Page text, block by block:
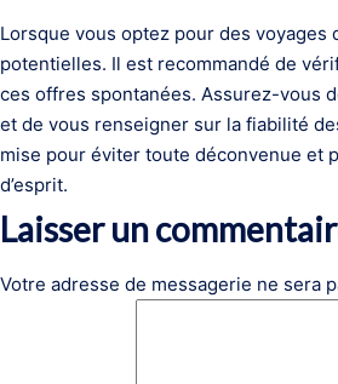
Lorsque vous optez pour des
potentielles. Il est recommandé de
ces offres spontanées. Assurez-vous
et de vous renseigner sur la fiabilité
mise pour éviter toute déconvenue et
d’esprit.
Laisser un
Votre adresse de messagerie ne sera